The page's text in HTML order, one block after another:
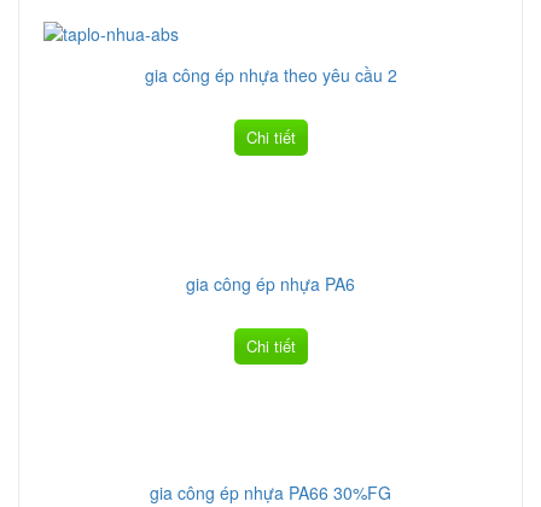
gia công ép nhựa theo yêu cầu 2
Chi tiết
gia công ép nhựa PA6
Chi tiết
gia công ép nhựa PA66 30%FG